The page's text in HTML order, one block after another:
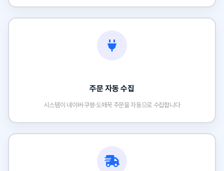
주문 자동 수집
시스템이 네이버·쿠팡·도매꾹 주문을 자동으로 수집합니다